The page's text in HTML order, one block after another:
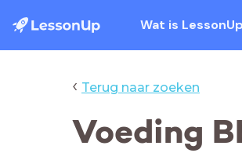
Wat is LessonUp
‹ Terug naar zoeken
Voeding